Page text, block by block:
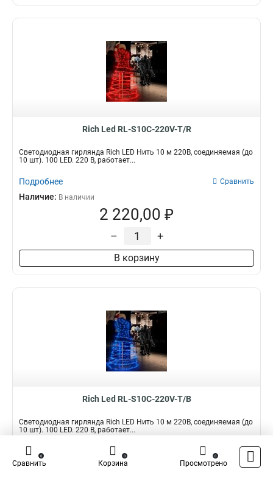
Rich Led RL-S10C-220V-T/R
Светодиодная гирлянда Rich LED Нить 10 м 220В, соединяемая (до
10 шт). 100 LED. 220 В, работает...
Подробнее Сравнить
Наличие: В наличии
2 220,00 ₽
– +
В корзину
Rich Led RL-S10C-220V-T/B
Светодиодная гирлянда Rich LED Нить 10 м 220В, соединяемая (до
10 шт). 100 LED. 220 В, работает...
Подробнее Сравнить
Наличие:
Сравнить
0
Корзина
0
Просмотрено
0